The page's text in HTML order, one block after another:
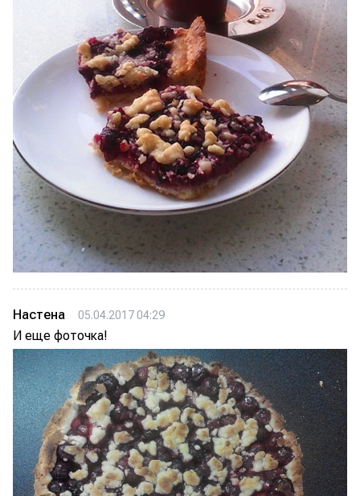
Настена 05.04.2017 04:29
И еще фоточка!